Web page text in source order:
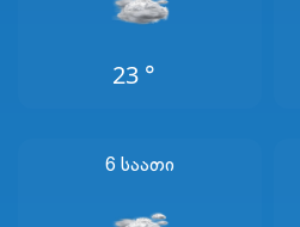
23 °
6 Საათი